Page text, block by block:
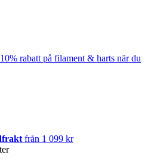
rabatt på filament & harts när du
från 1 099 kr